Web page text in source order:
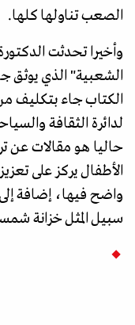
الصعب تناولها كلها.
وأخيرا تحدثت
الشعبية" الذي يوثق
الكتاب جاء بتكليف
لدائرة الثقافة
حاليا هو مقالات عن
الأطفال يركز على
واضح فيها، إضافة
سبيل المثل خزانة